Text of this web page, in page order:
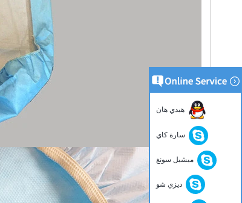
هيدي هان
سارة كاي
ميشيل سونغ
ديزي شو